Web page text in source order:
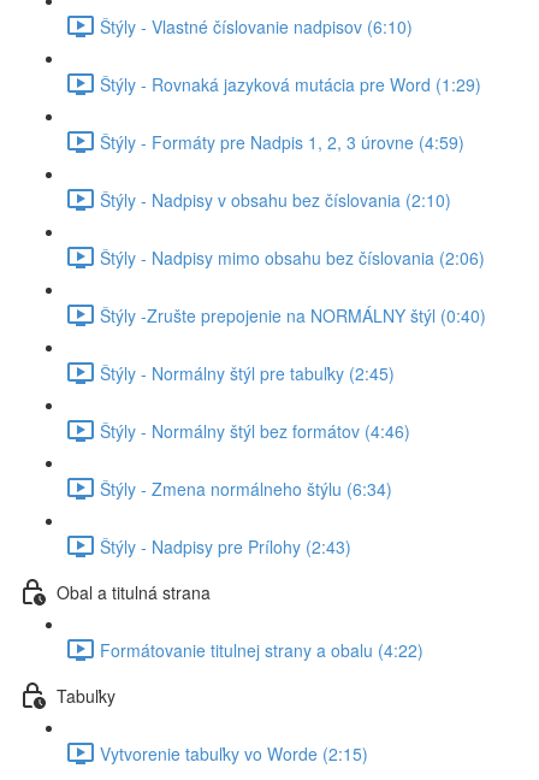
Štýly - Vlastné číslovanie nadpisov (6:10)
Štýly - Rovnaká jazyková mutácia pre Word (1:29)
Štýly - Formáty pre Nadpis 1, 2, 3 úrovne (4:59)
Štýly - Nadpisy v obsahu bez číslovania (2:10)
Štýly - Nadpisy mimo obsahu bez číslovania (2:06)
Štýly -Zrušte prepojenie na NORMÁLNY štýl (0:40)
Štýly - Normálny štýl pre tabuľky (2:45)
Štýly - Normálny štýl bez formátov (4:46)
Štýly - Zmena normálneho štýlu (6:34)
Štýly - Nadpisy pre Prílohy (2:43)
Obal a titulná strana
Formátovanie titulnej strany a obalu (4:22)
Tabuľky
Vytvorenie tabuľky vo Worde (2:15)